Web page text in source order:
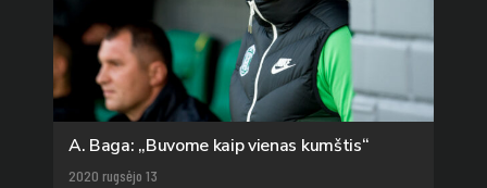
A. Baga: „Buvome kaip vienas kumštis“
2020 rugsėjo 13